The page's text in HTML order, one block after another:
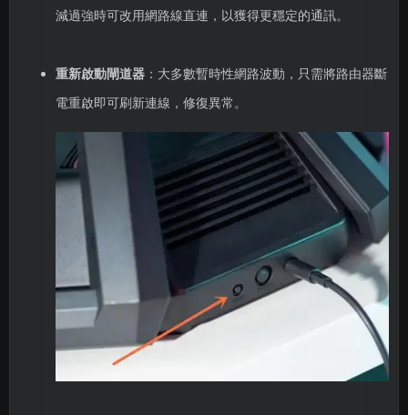
減過強時可改用網路線直連，以獲得更穩定的通訊。
重新啟動閘道器：大多數暫時性網路波動，只需將路由器斷
電重啟即可刷新連線，修復異常。